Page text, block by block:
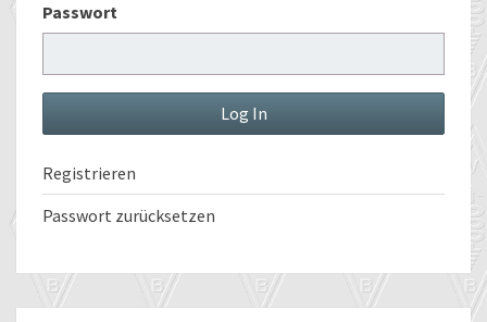
Passwort
Registrieren
Passwort zurücksetzen